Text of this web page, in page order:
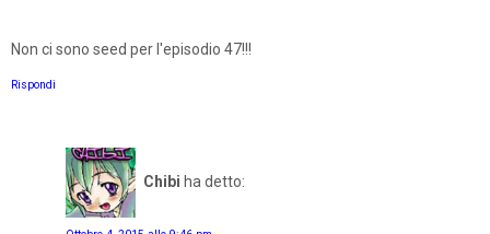
Non ci sono seed per l'episodio 47!!!
Rispondi
Chibi ha detto: